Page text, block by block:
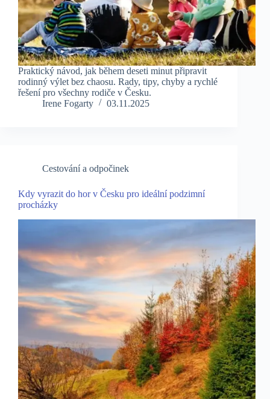
Praktický návod, jak během deseti minut připravit
rodinný výlet bez chaosu. Rady, tipy, chyby a rychlé
řešení pro všechny rodiče v Česku.
Irene Fogarty
03.11.2025
Cestování a odpočinek
Kdy vyrazit do hor v Česku pro ideální podzimní
procházky